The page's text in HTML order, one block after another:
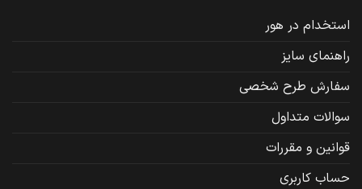
استخدام در هور
راهنمای سایز
سفارش طرح شخصی
سوالات متداول
قوانین و مقررات
حساب کاربری